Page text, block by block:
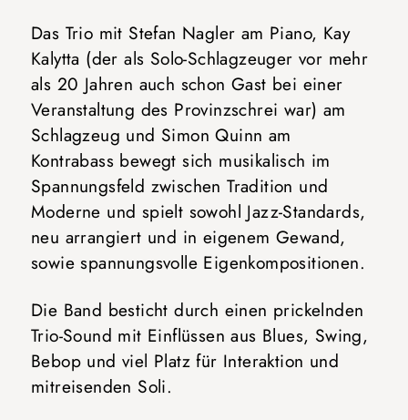
Das Trio mit Stefan Nagler am Piano, Kay
Kalytta (der als Solo-Schlagzeuger vor mehr
als 20 Jahren auch schon Gast bei einer
Veranstaltung des Provinzschrei war) am
Schlagzeug und Simon Quinn am
Kontrabass bewegt sich musikalisch im
Spannungsfeld zwischen Tradition und
Moderne und spielt sowohl Jazz-Standards,
neu arrangiert und in eigenem Gewand,
sowie spannungsvolle Eigenkompositionen.
Die Band besticht durch einen prickelnden
Trio-Sound mit Einflüssen aus Blues, Swing,
Bebop und viel Platz für Interaktion und
mitreisenden Soli.